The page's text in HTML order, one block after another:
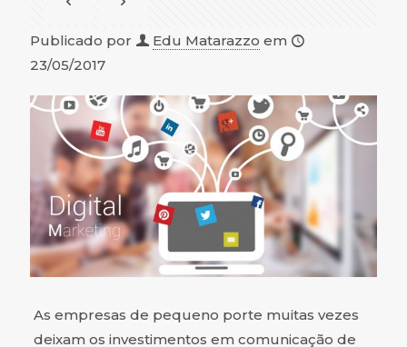
Publicado por Edu Matarazzo em
23/05/2017
As empresas de pequeno porte muitas vezes
deixam os investimentos em comunicação de